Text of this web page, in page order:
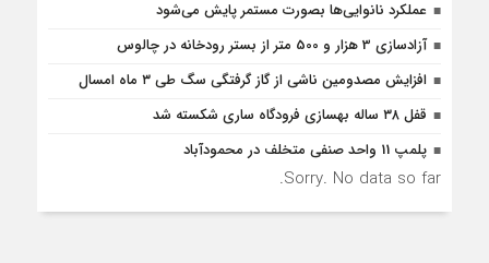
عملکرد نانوایی‌ها بصورت مستمر پایش می‌شود
آزادسازی 3 هزار و 500 متر از بستر رودخانه در چالوس
افزایش مصدومین ناشی از گاز گرفتگی سگ طی ۳ ماه امسال
قفل ۳۸ ساله بهسازی فرودگاه ساری شکسته شد
پلمپ 11 واحد صنفی متخلف در محمودآباد
Sorry. No data so far.